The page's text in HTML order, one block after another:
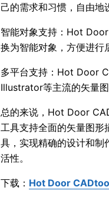
己的需求和习惯，自由地
智能对象支持：Hot
换为智能对象，方便进行
多平台支持：Hot Door
Illustrator等主流的矢量图
总的来说，Hot Door
工具支持全面的矢量图形
具，实现精确的设计和制
活性。
下载： Hot Door